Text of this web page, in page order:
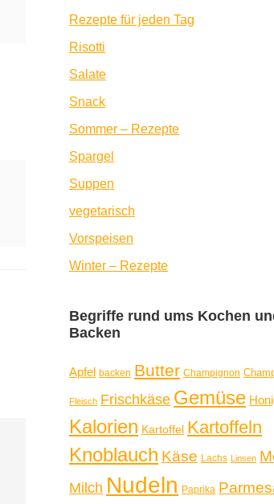
Rezepte für jeden Tag
Risotti
Salate
Snack
Sommer – Rezepte
Spargel
Suppen
vegetarisch
Vorspeisen
Winter – Rezepte
Begriffe rund ums Kochen
Backen
Apfel backen Butter Champignon
Fleisch Frischkäse Gemüse
Kalorien Kartoffel Kartoffeln
Knoblauch Käse Lachs Linsen
Milch Nudeln Paprika